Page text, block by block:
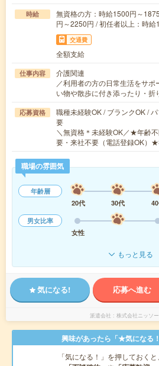
時給
無資格の方：時給1500円～
円～2250円 / 初任者以上：時
交通費
全額支給
仕事内容
介護関連
／利用者の方の日常生活をサ
い物や散歩に付き添ったり・
応募資格
職種未経験OK / ブランクOK /
要
＼無資格＊未経験OK／★年齢
要・来社不要（電話登録OK）
職場の雰囲気
年齢層
20代
30代
男女比率
女性
もっと見る
気になる! 応募へ進む
派遣会社 株式会社ニッソ
興味があったら「★気になる
「気になる！」を押しておく